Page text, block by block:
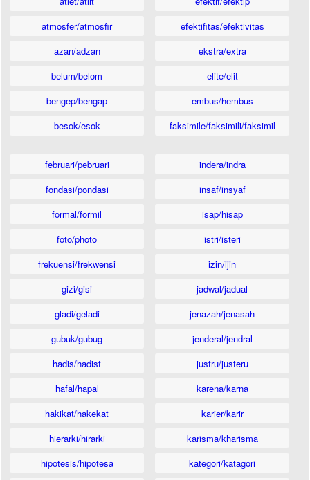
atmosfer/atmosfir
azan/adzan
belum/belom
bengep/bengap
besok/esok
efektifitas/efektivitas
ekstra/extra
elite/elit
embus/hembus
faksimile/faksimili/faksimil
februari/pebruari
fondasi/pondasi
formal/formil
foto/photo
frekuensi/frekwensi
gizi/gisi
gladi/geladi
gubuk/gubug
hadis/hadist
hafal/hapal
hakikat/hakekat
hierarki/hirarki
hipotesis/hipotesa
indera/indra
insaf/insyaf
isap/hisap
istri/isteri
izin/ijin
jadwal/jadual
jenazah/jenasah
jenderal/jendral
justru/justeru
karena/karna
karier/karir
karisma/kharisma
kategori/katagori